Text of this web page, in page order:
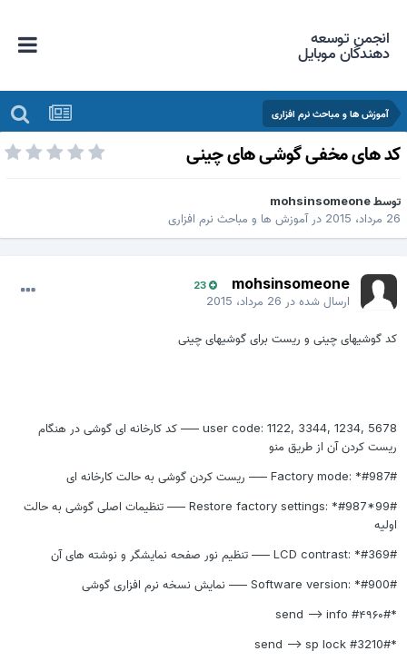
انجمن توسعه
دهندگان موبایل
آموزش ها و مباحث نرم افزاری
های مخفی گوشی های چینی
mohsinsomeone
2015
درآموزش ها و مباحث نرم افزاری
mohsinsomeone
23
ارسال شده در26 مرداد، 2015
کد گوشیهای چینی و ریست برای گوشیهای چینی
user code: 1122, 3344, 1234, 5678 —– کد کارخانه ای گوشی در هنگام
ریست کردن آن از طریق منو
Factory mode: *#987# —– ریست کردن گوشی به حالت کارخانه ای
Restore factory settings: *#987*99# —– تنظیمات اصلی گوشی به حالت
اولیه
LCD contrast: *#369# —– تنظیم نور صفحه نمایشگر و نوشته های آن
Software version: *#900# —– نمایش نسخه نرم افزاری گوشی